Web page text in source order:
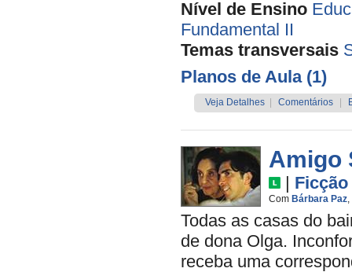
Nível de Ensino
Fundamental II
Temas transversais
Planos de Aula (1)
Veja Detalhes Comentários
Amigo
| Ficção
Com Bárbara Paz,
Todas as casas do
de dona Olga.
receba uma